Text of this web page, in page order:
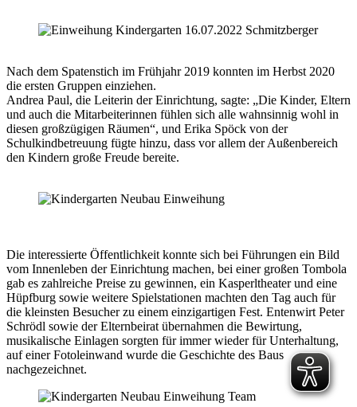
Nach dem Spatenstich im Frühjahr 2019 konnten im Herbst 2020
die ersten Gruppen einziehen.
Andrea Paul, die Leiterin der Einrichtung, sagte: „Die Kinder, Eltern
und auch die Mitarbeiterinnen fühlen sich alle wahnsinnig wohl in
diesen großzügigen Räumen“, und Erika Spöck von der
Schulkindbetreuung fügte hinzu, dass vor allem der Außenbereich
den Kindern große Freude bereite.
Die interessierte Öffentlichkeit konnte sich bei Führungen ein Bild
vom Innenleben der Einrichtung machen, bei einer großen Tombola
gab es zahlreiche Preise zu gewinnen, ein Kasperltheater und eine
Hüpfburg sowie weitere Spielstationen machten den Tag auch für
die kleinsten Besucher zu einem einzigartigen Fest. Entenwirt Peter
Schrödl sowie der Elternbeirat übernahmen die Bewirtung,
musikalische Einlagen sorgten für immer wieder für Unterhaltung,
auf einer Fotoleinwand wurde die Geschichte des Baus
nachgezeichnet.